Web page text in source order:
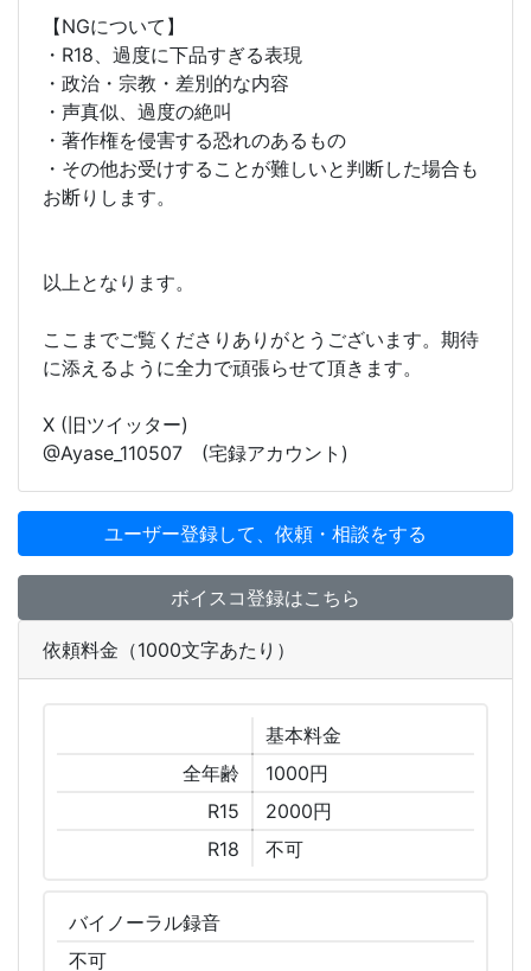
【NGについて】
・R18、過度に下品すぎる表現
・政治・宗教・差別的な内容
・声真似、過度の絶叫
・著作権を侵害する恐れのあるもの
・その他お受けすることが難しいと判断した場合も
お断りします。
以上となります。
ここまでご覧くださりありがとうございます。期待
に添えるように全力で頑張らせて頂きます。
X (旧ツイッター)
@Ayase_110507 (宅録アカウント)
ユーザー登録して、依頼・相談をする
ボイスコ登録はこちら
依頼料金（1000文字あたり）
基本料金
全年齢
1000円
R15
2000円
R18
不可
バイノーラル録音
不可